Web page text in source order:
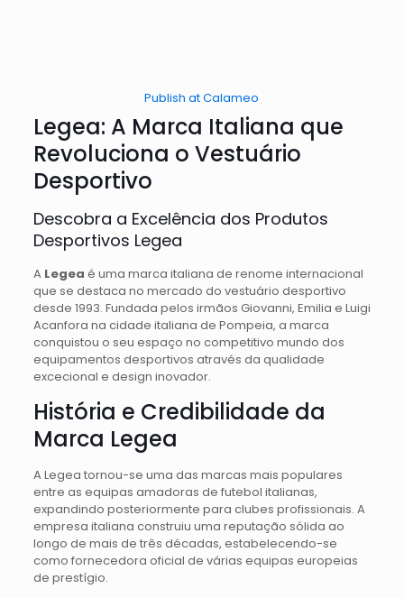
Publish at Calameo
Legea: A Marca Italiana que
Revoluciona o Vestuário
Desportivo
Descobra a Excelência dos Produtos
Desportivos Legea
A Legea é uma marca italiana de renome internacional
que se destaca no mercado do vestuário desportivo
desde 1993. Fundada pelos irmãos Giovanni, Emilia e Luigi
Acanfora na cidade italiana de Pompeia, a marca
conquistou o seu espaço no competitivo mundo dos
equipamentos desportivos através da qualidade
excecional e design inovador.
História e Credibilidade da
Marca Legea
A Legea tornou-se uma das marcas mais populares
entre as equipas amadoras de futebol italianas,
expandindo posteriormente para clubes profissionais. A
empresa italiana construiu uma reputação sólida ao
longo de mais de três décadas, estabelecendo-se
como fornecedora oficial de várias equipas europeias
de prestígio.